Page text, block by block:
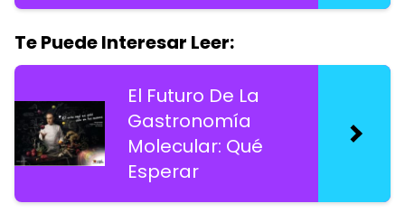
Te Puede Interesar Leer:
El Futuro De La
Gastronomía
Molecular: Qué
Esperar